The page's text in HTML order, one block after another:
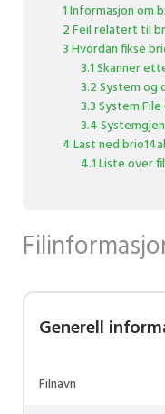
1 Informasjon om
2 Feil relatert til
3 Hvordan fikse
3.1 Skanner
3.2 System
3.3 System
3.4
4 Last ned
4.1 Liste over
Generell
Filnavn